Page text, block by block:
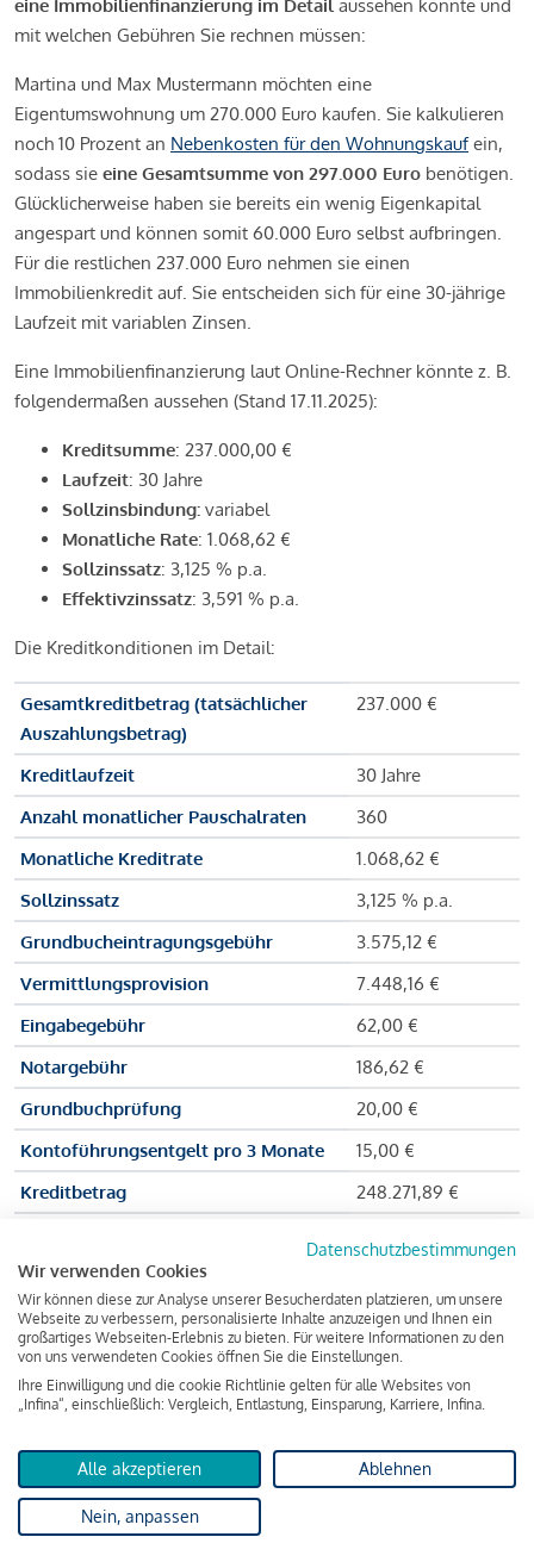
eine Immobilienfinanzierung im Detail aussehen könnte und
mit welchen Gebühren Sie rechnen müssen:
Martina und Max Mustermann möchten eine
Eigentumswohnung um 270.000 Euro kaufen. Sie kalkulieren
noch 10 Prozent an Nebenkosten für den Wohnungskaufein,
sodass sie eine Gesamtsumme von 297.000 Euro benötigen.
Glücklicherweise haben sie bereits ein wenig Eigenkapital
angespart und können somit 60.000 Euro selbst aufbringen.
Für die restlichen 237.000 Euro nehmen sie einen
Immobilienkredit auf. Sie entscheiden sich für eine 30-jährige
Laufzeit mit variablen Zinsen.
Eine Immobilienfinanzierung laut Online-Rechner könnte z. B.
folgendermaßen aussehen (Stand 17.11.2025):
Kreditsumme: 237.000,00 €
Laufzeit: 30 Jahre
Sollzinsbindung: variabel
Monatliche Rate: 1.068,62 €
Sollzinssatz: 3,125 % p.a.
Effektivzinssatz: 3,591 % p.a.
Die Kreditkonditionen im Detail:
Gesamtkreditbetrag (tatsächlicher
Auszahlungsbetrag)
237.000 €
Kreditlaufzeit
30 Jahre
Anzahl monatlicher Pauschalraten
360
Monatliche Kreditrate
1.068,62 €
Sollzinssatz
3,125 % p.a.
Grundbucheintragungsgebühr
3.575,12 €
Vermittlungsprovision
7.448,16 €
Eingabegebühr
62,00 €
Notargebühr
186,62 €
Grundbuchprüfung
20,00 €
Kontoführungsentgelt pro 3 Monate
15,00 €
Kreditbetrag
248.271,89 €
Zu zahlender Gesamtbetrag
Kreditvermittler
INFINA Credit
Broker GmbH
von 237.000 Euro ausgezahlt, um die Wohnung zu kaufen.
Darüber hinaus fallen aber noch einige Gebühren an (z. B. die
Grundbucheintragungsgebühr), sodass die Bank den
Datenschutzbestimmungen
Wir verwenden Cookies
Wir können diese zur Analyse unserer Besucherdaten platzieren, um unsere
Webseite zu verbessern, personalisierte Inhalte anzuzeigen und Ihnen ein
großartiges Webseiten-Erlebnis zu bieten. Für weitere Informationen zu den
von uns verwendeten Cookies öffnen Sie die Einstellungen.
Ihre Einwilligung und die cookie Richtlinie gelten für alle Websites von
„Infina“, einschließlich: Vergleich, Entlastung, Einsparung, Karriere, Infina.
Alle akzeptieren Ablehnen
Nein, anpassen